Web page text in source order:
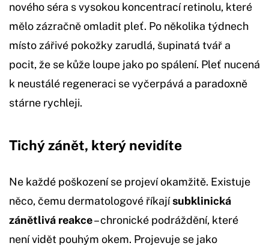
nového séra s vysokou koncentrací retinolu, které
mělo zázračně omladit pleť. Po několika týdnech
místo zářivé pokožky zarudlá, šupinatá tvář a
pocit, že se kůže loupe jako po spálení. Pleť nucená
k neustálé regeneraci se vyčerpává a paradoxně
stárne rychleji.
Tichý zánět, který nevidíte
Ne každé poškození se projeví okamžitě. Existuje
něco, čemu dermatologové říkajísubklinická
zánětlivá reakce– chronické podráždění, které
není vidět pouhým okem. Projevuje se jako